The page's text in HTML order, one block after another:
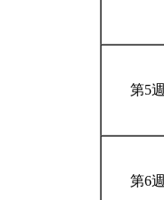
第5週
第6週